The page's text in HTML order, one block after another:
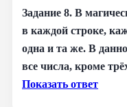
Задание 8. В
в каждой строке,
одна и та же. В
все числа, кроме
Показать ответ